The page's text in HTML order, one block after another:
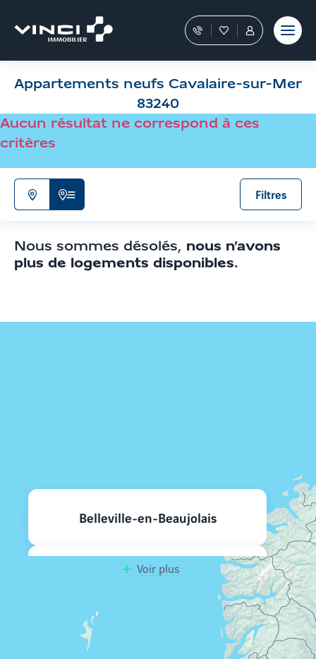
contenu
filtres
recherche
Aller
résultats
moment
Nos
conseillers
vous
guident
dans
achat
FavorisTous
les
services
dans
Espace
Personnel
Appartements neufs Cavalaire-sur-Mer
83240
Aucun résultat ne correspond à ces
critères
N'afficher
carte
Afficher
de
résultats
Filtres
Nous sommes désolés, nous n’avons
plus de logements disponibles.
Belleville-en-Beaujolais
Mâcon
Voir plus